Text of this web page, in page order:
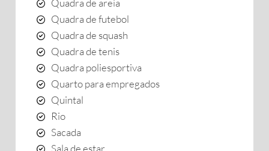
Quadra de areia
Quadra de futebol
Quadra de squash
Quadra de tenis
Quadra poliesportiva
Quarto para empregados
Quintal
Rio
Sacada
Sala de estar